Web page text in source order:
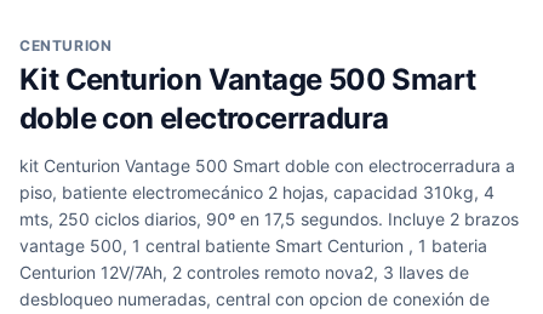
CENTURION
Kit Centurion Vantage 500 Smart
doble con electrocerradura
kit Centurion Vantage 500 Smart doble con electrocerradura a
piso, batiente electromecánico 2 hojas, capacidad 310kg, 4
mts, 250 ciclos diarios, 90º en 17,5 segundos. Incluye 2 brazos
vantage 500, 1 central batiente Smart Centurion , 1 bateria
Centurion 12V/7Ah, 2 controles remoto nova2, 3 llaves de
desbloqueo numeradas, central con opcion de conexión de